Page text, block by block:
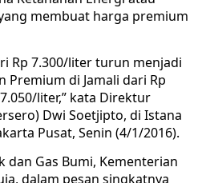
membuat harga premium
Rp 7.300/liter turun menjadi
Premium di Jamali dari Rp
liter,” kata Direktur
Dwi Soetjipto, di Istana
Pusat, Senin (4/1/2016).
dan Gas Bumi, Kementerian
dalam pesan singkatnya